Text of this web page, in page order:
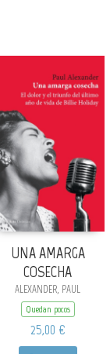
UNA AMARGA
COSECHA
ALEXANDER, PAUL
Quedan pocos
25,00 €